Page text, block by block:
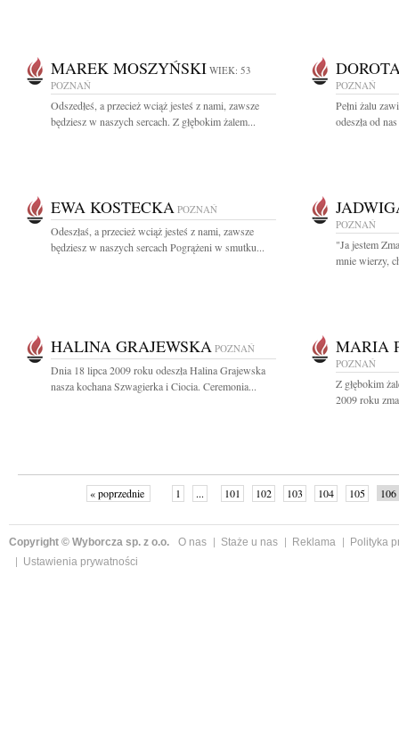
MAREK MOSZYŃSKI WIEK: 53
POZNAŃ
Odszedłeś, a przecież wciąż jesteś z nami, zawsze
będziesz w naszych sercach. Z głębokim żalem...
POZNAŃ
Pełni żalu
odeszła od
EWA KOSTECKA POZNAŃ
Odeszłaś, a przecież wciąż jesteś z nami, zawsze
będziesz w naszych sercach Pogrążeni w smutku...
POZNAŃ
"Ja jestem
mnie wierzy,
HALINA GRAJEWSKA POZNAŃ
Dnia 18 lipca 2009 roku odeszła Halina Grajewska
nasza kochana Szwagierka i Ciocia. Ceremonia...
MARIA
POZNAŃ
Z głębokim
2009 roku
« poprzednie 1 ... 101 102 103 104 105 106
Copyright © Wyborcza sp. z o.o. O nas Staże u nas Reklama
Polityka
Ustawienia prywatności